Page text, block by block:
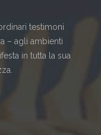
testimoni
– agli ambienti
in tutta la sua